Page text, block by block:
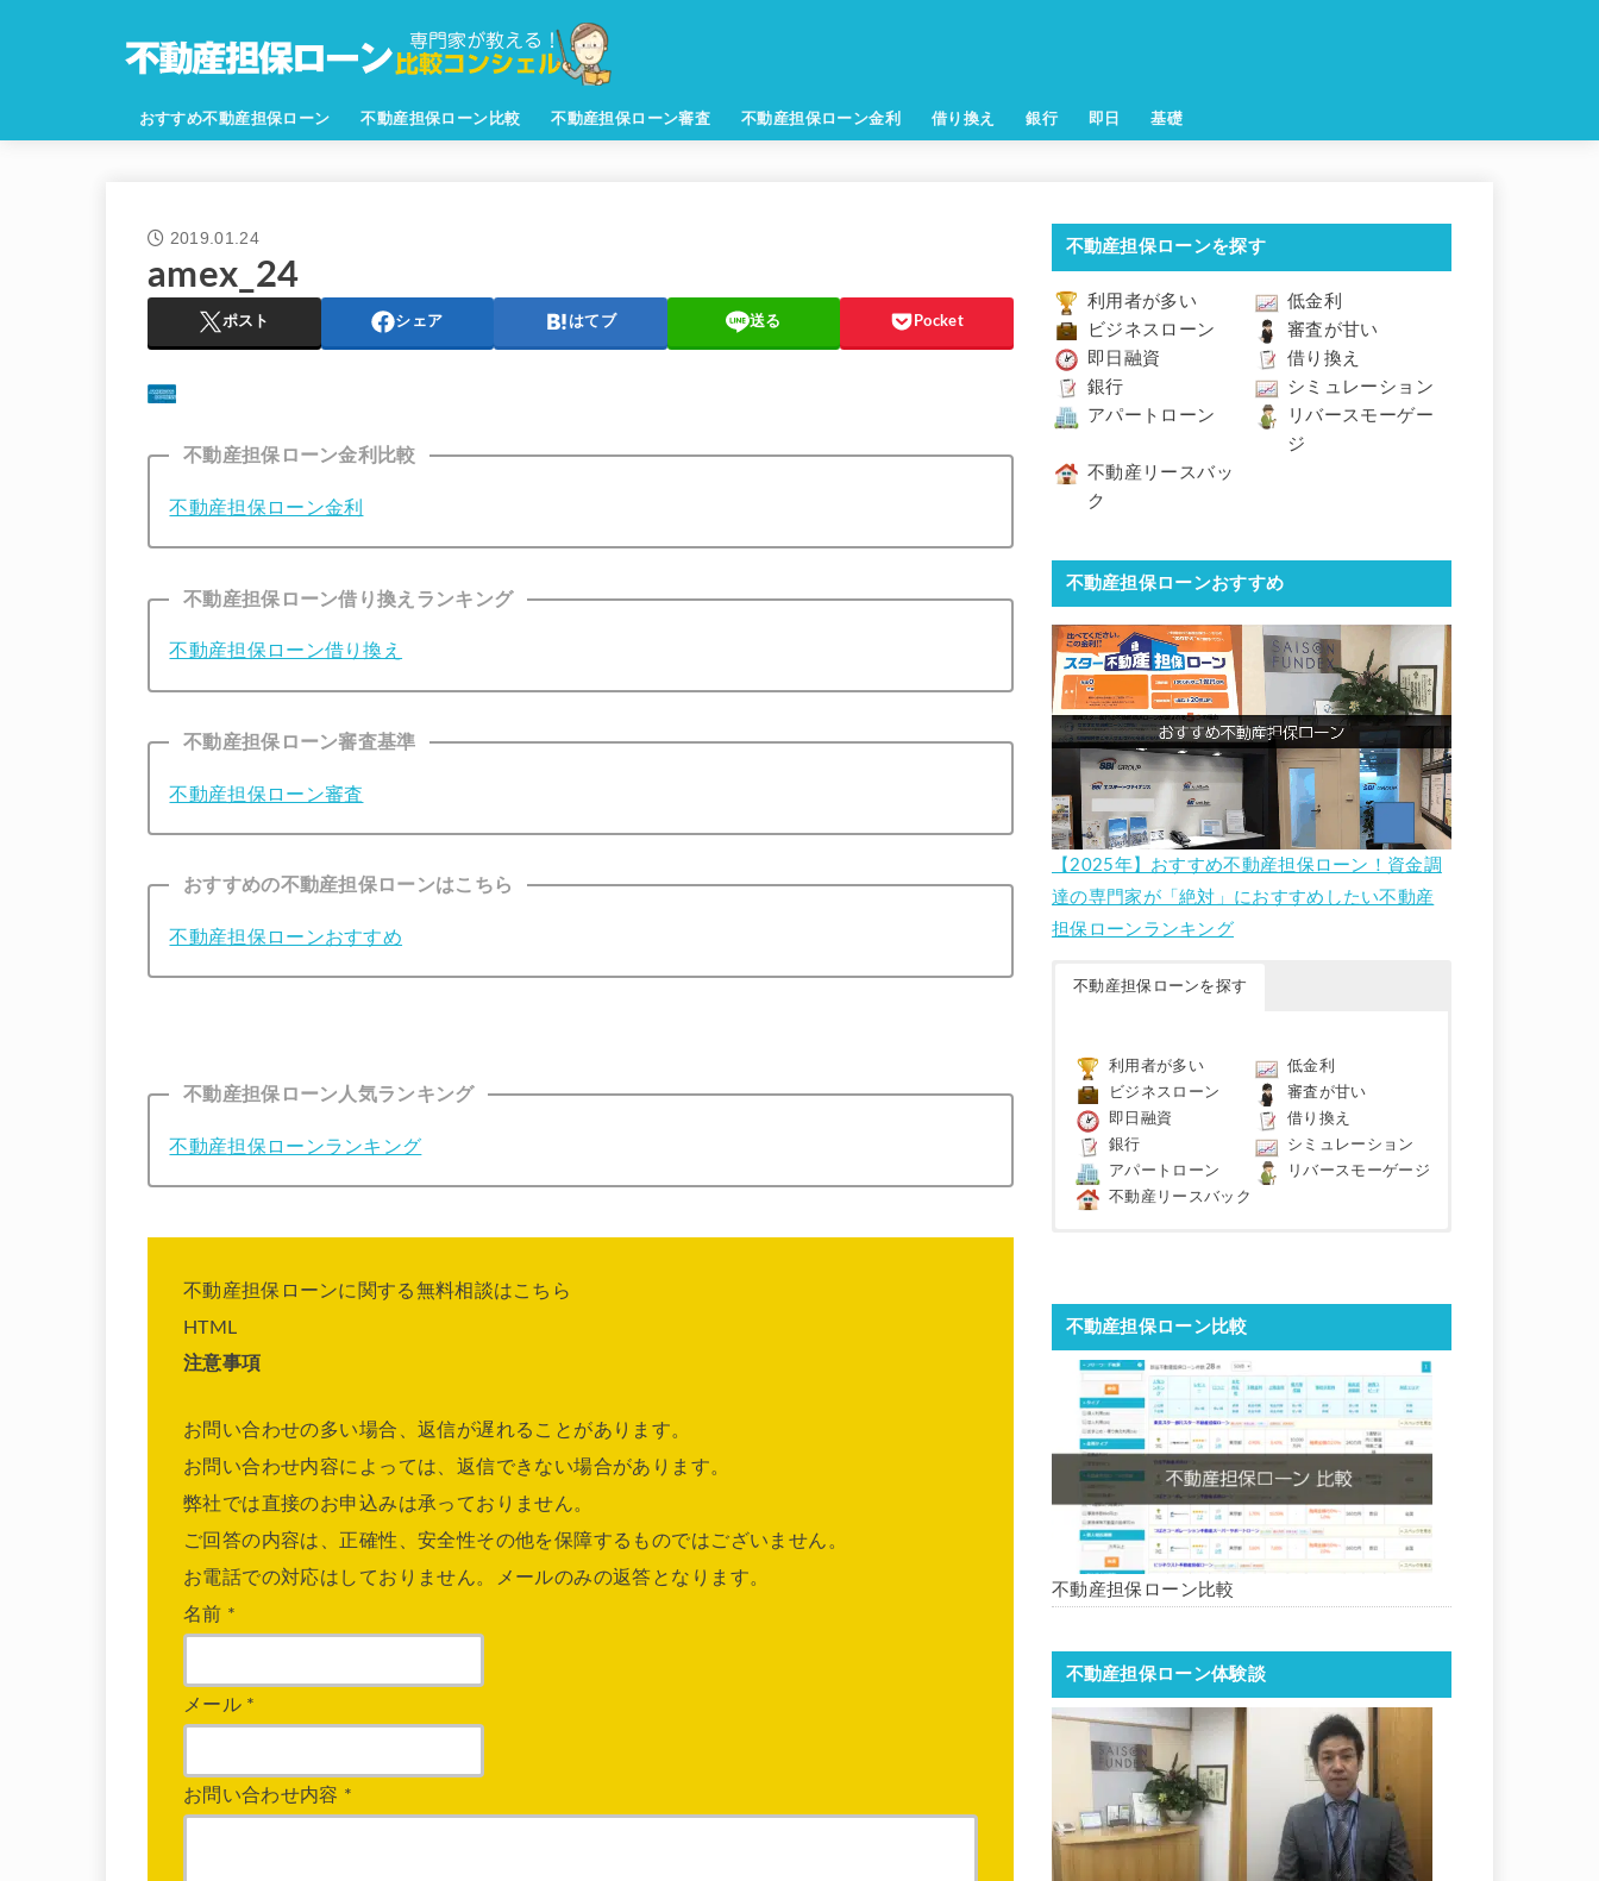
おすすめ不動産担保ローン 不動産担保ローン比較 不動産担保ローン審査 不動産担保ローン金利 借り換え 銀行 即日 基礎
2019.01.24
amex_24
ポスト シェア はてブ 送る Pocket
不動産担保ローン金利比較
不動産担保ローン金利
不動産担保ローン借り換えランキング
不動産担保ローン借り換え
不動産担保ローン審査基準
不動産担保ローン審査
おすすめの不動産担保ローンはこちら
不動産担保ローンおすすめ
不動産担保ローン人気ランキング
不動産担保ローンランキング
不動産担保ローンに関する無料相談はこちら
HTML
注意事項
お問い合わせの多い場合、返信が遅れることがあります。
お問い合わせ内容によっては、返信できない場合があります。
弊社では直接のお申込みは承っておりません。
ご回答の内容は、正確性、安全性その他を保障するものではございません。
お電話での対応はしておりません。メールのみの返答となります。
名前 *
メール *
お問い合わせ内容 *
不動産担保ローンを探す
利用者が多い
低金利
ビジネスローン
審査が甘い
即日融資
借り換え
銀行
シミュレーション
アパートローン
リバースモーゲー
ジ
不動産リースバッ
ク
不動産担保ローンおすすめ
【2025年】おすすめ不動産担保ローン！資金調
達の専門家が「絶対」におすすめしたい不動産
担保ローンランキング
不動産担保ローンを探す
利用者が多い
低金利
ビジネスローン
審査が甘い
即日融資
借り換え
銀行
シミュレーション
アパートローン
リバースモーゲージ
不動産リースバック
不動産担保ローン比較
不動産担保ローン比較
不動産担保ローン体験談